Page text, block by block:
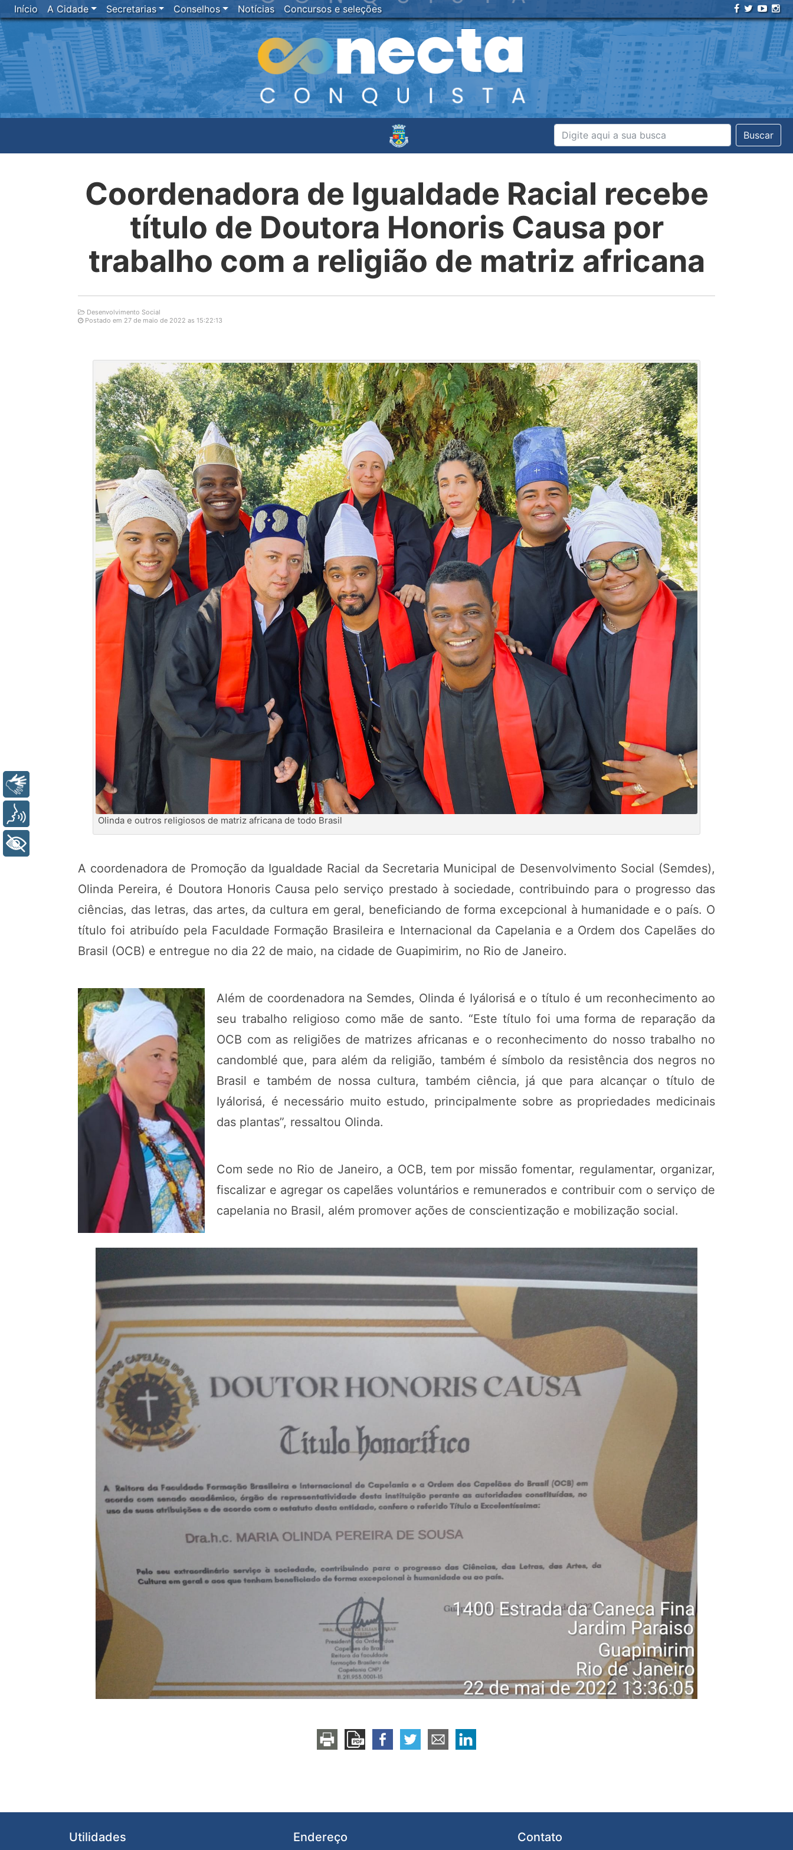
Início A Cidade Secretarias Conselhos Notícias Concursos e seleções
Buscar
Coordenadora de Igualdade Racial recebe
título de Doutora Honoris Causa por
trabalho com a religião de matriz africana
Desenvolvimento Social
Postado em 27 de maio de 2022 as 15:22:13
Olinda e outros religiosos de matriz africana de todo Brasil
A coordenadora de Promoção da Igualdade Racial da Secretaria Municipal de Desenvolvimento Social (Semdes),
Olinda Pereira, é Doutora Honoris Causa pelo serviço prestado à sociedade, contribuindo para o progresso das
ciências, das letras, das artes, da cultura em geral, beneficiando de forma excepcional à humanidade e o país. O
título foi atribuído pela Faculdade Formação Brasileira e Internacional da Capelania e a Ordem dos Capelães do
Brasil (OCB) e entregue no dia 22 de maio, na cidade de Guapimirim, no Rio de Janeiro.
Além de coordenadora na Semdes, Olinda é Iyálorisá e o título é um reconhecimento ao
seu trabalho religioso como mãe de santo. “Este título foi uma forma de reparação da
OCB com as religiões de matrizes africanas e o reconhecimento do nosso trabalho no
candomblé que, para além da religião, também é símbolo da resistência dos negros no
Brasil e também de nossa cultura, também ciência, já que para alcançar o título de
Iyálorisá, é necessário muito estudo, principalmente sobre as propriedades medicinais
das plantas”, ressaltou Olinda.
Com sede no Rio de Janeiro, a OCB, tem por missão fomentar, regulamentar, organizar,
fiscalizar e agregar os capelães voluntários e remunerados e contribuir com o serviço de
capelania no Brasil, além promover ações de conscientização e mobilização social.
Utilidades Endereço Contato